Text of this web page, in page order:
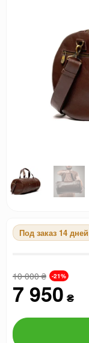
Под заказ 14 дней
10 000₴ -21%
7 950 ₴